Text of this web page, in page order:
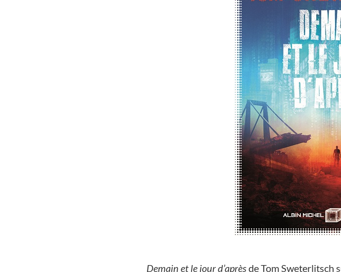
Demain et le jour d’aprèsde Tom Sweterlitsch